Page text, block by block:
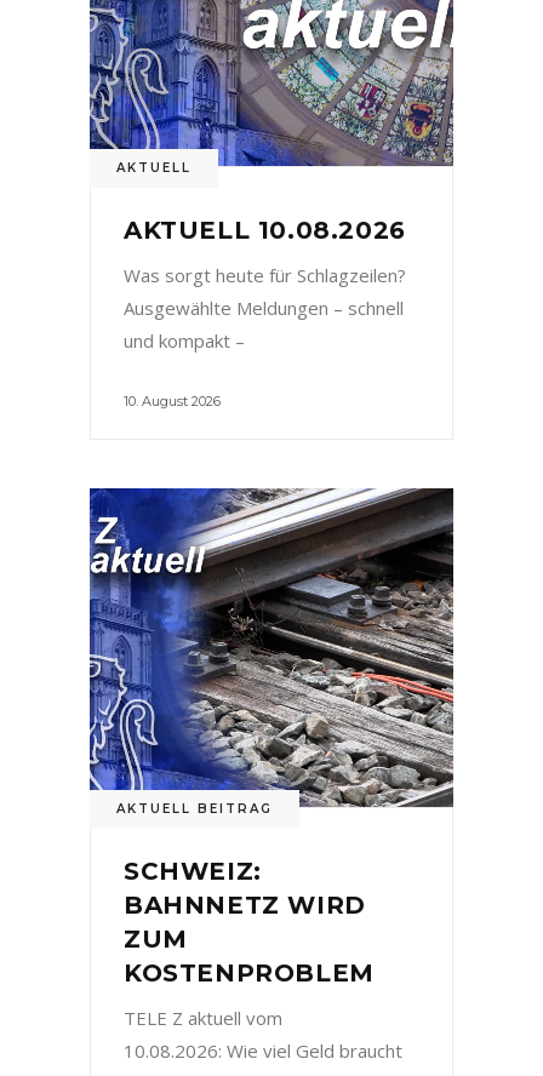
AKTUELL
AKTUELL 10.08.2026
Was sorgt heute für Schlagzeilen?
Ausgewählte Meldungen – schnell
und kompakt –
10. August 2026
AKTUELL BEITRAG
SCHWEIZ:
BAHNNETZ WIRD
ZUM
KOSTENPROBLEM
TELE Z aktuell vom
10.08.2026: Wie viel Geld braucht